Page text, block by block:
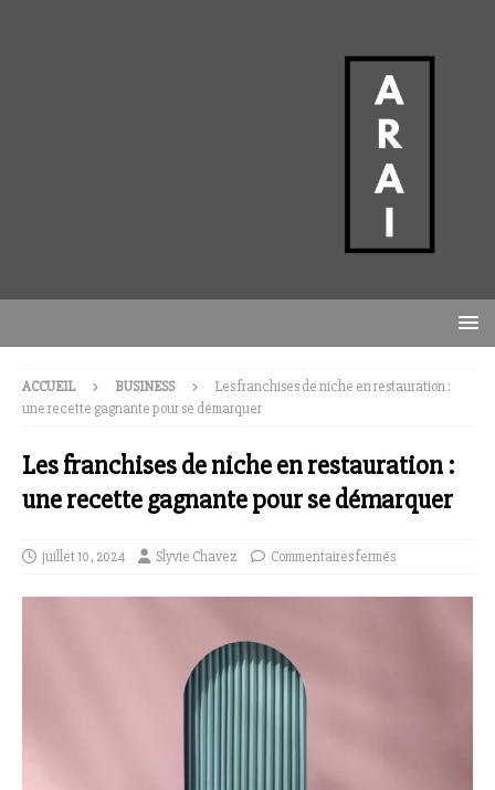
ACCUEIL BUSINESS
Les franchises de niche en restauration :
une recette gagnante pour se démarquer
Les franchises de niche en restauration :
une recette gagnante pour se démarquer
juillet 10, 2024 Slyvie Chavez Commentaires fermés